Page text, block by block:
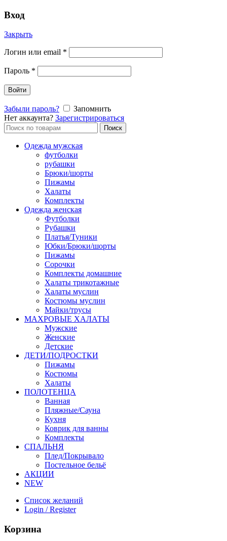
Вход
Закрыть
Логин или email *
Пароль *
Войти
Забыли пароль?
Запомнить
Нет аккаунта? Зарегистрироваться
Поиск
по:
Поиск
Одежда мужская
футболки
рубашки
Брюки/шорты
Пижамы
Халаты
Комплекты
Одежда женская
Футболки
Рубашки
Платья/Туники
Юбки/Брюки/шорты
Пижамы
Сорочки
Комплекты домашние
Халаты трикотажные
Халаты муслин
Костюмы муслин
Майки/трусы
МАХРОВЫЕ ХАЛАТЫ
Мужские
Женские
Детские
ДЕТИ/ПОДРОСТКИ
Пижамы
Костюмы
Халаты
ПОЛОТЕНЦА
Ванная
Пляжные/Сауна
Кухня
Коврик для ванны
Комплекты
СПАЛЬНЯ
Плед/Покрывало
Постельное бельё
АКЦИИ
NEW
Список желаний
Login / Register
Корзина